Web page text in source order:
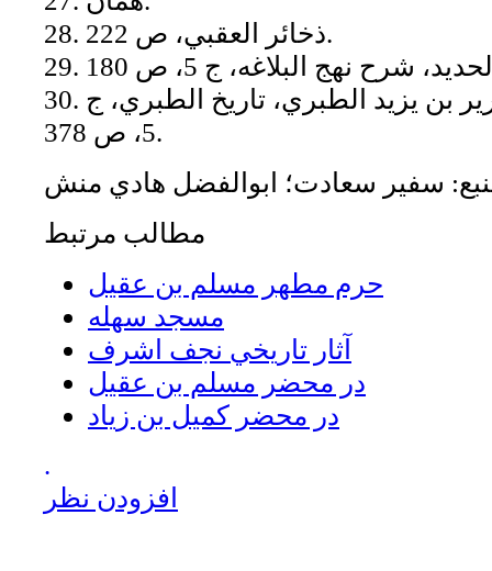
28. ذخائر العقبي، ص 222.
30. ابوجعفر محمد بن جرير بن يزيد الطبري، تاريخ الطبري، ج
5، ص 378.
سفير سعادت؛ ابوالفضل هادي منش
مطالب مرتبط
حرم مطهر مسلم بن عقيل
مسجد سهله
آثار تاريخي نجف اشرف
در محضر مسلم بن عقيل
در محضر کميل بن زياد
.
افزودن نظر